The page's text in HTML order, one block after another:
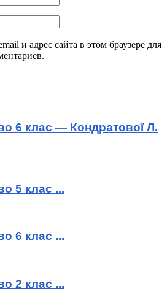
и адрес сайта в этом браузере для
6 клас — Кондратової Л.
5 клас ...
6 клас ...
2 клас ...